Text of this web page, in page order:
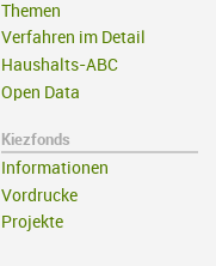
Themen
Verfahren im Detail
Haushalts-ABC
Open Data
Kiezfonds
Informationen
Vordrucke
Projekte